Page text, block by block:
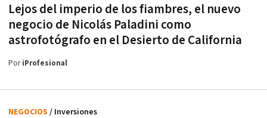
Lejos del imperio de los fiambres, el nuevo
negocio de Nicolás Paladini como
astrofotógrafo en el Desierto de California
PoriProfesional
NEGOCIOS / Inversiones